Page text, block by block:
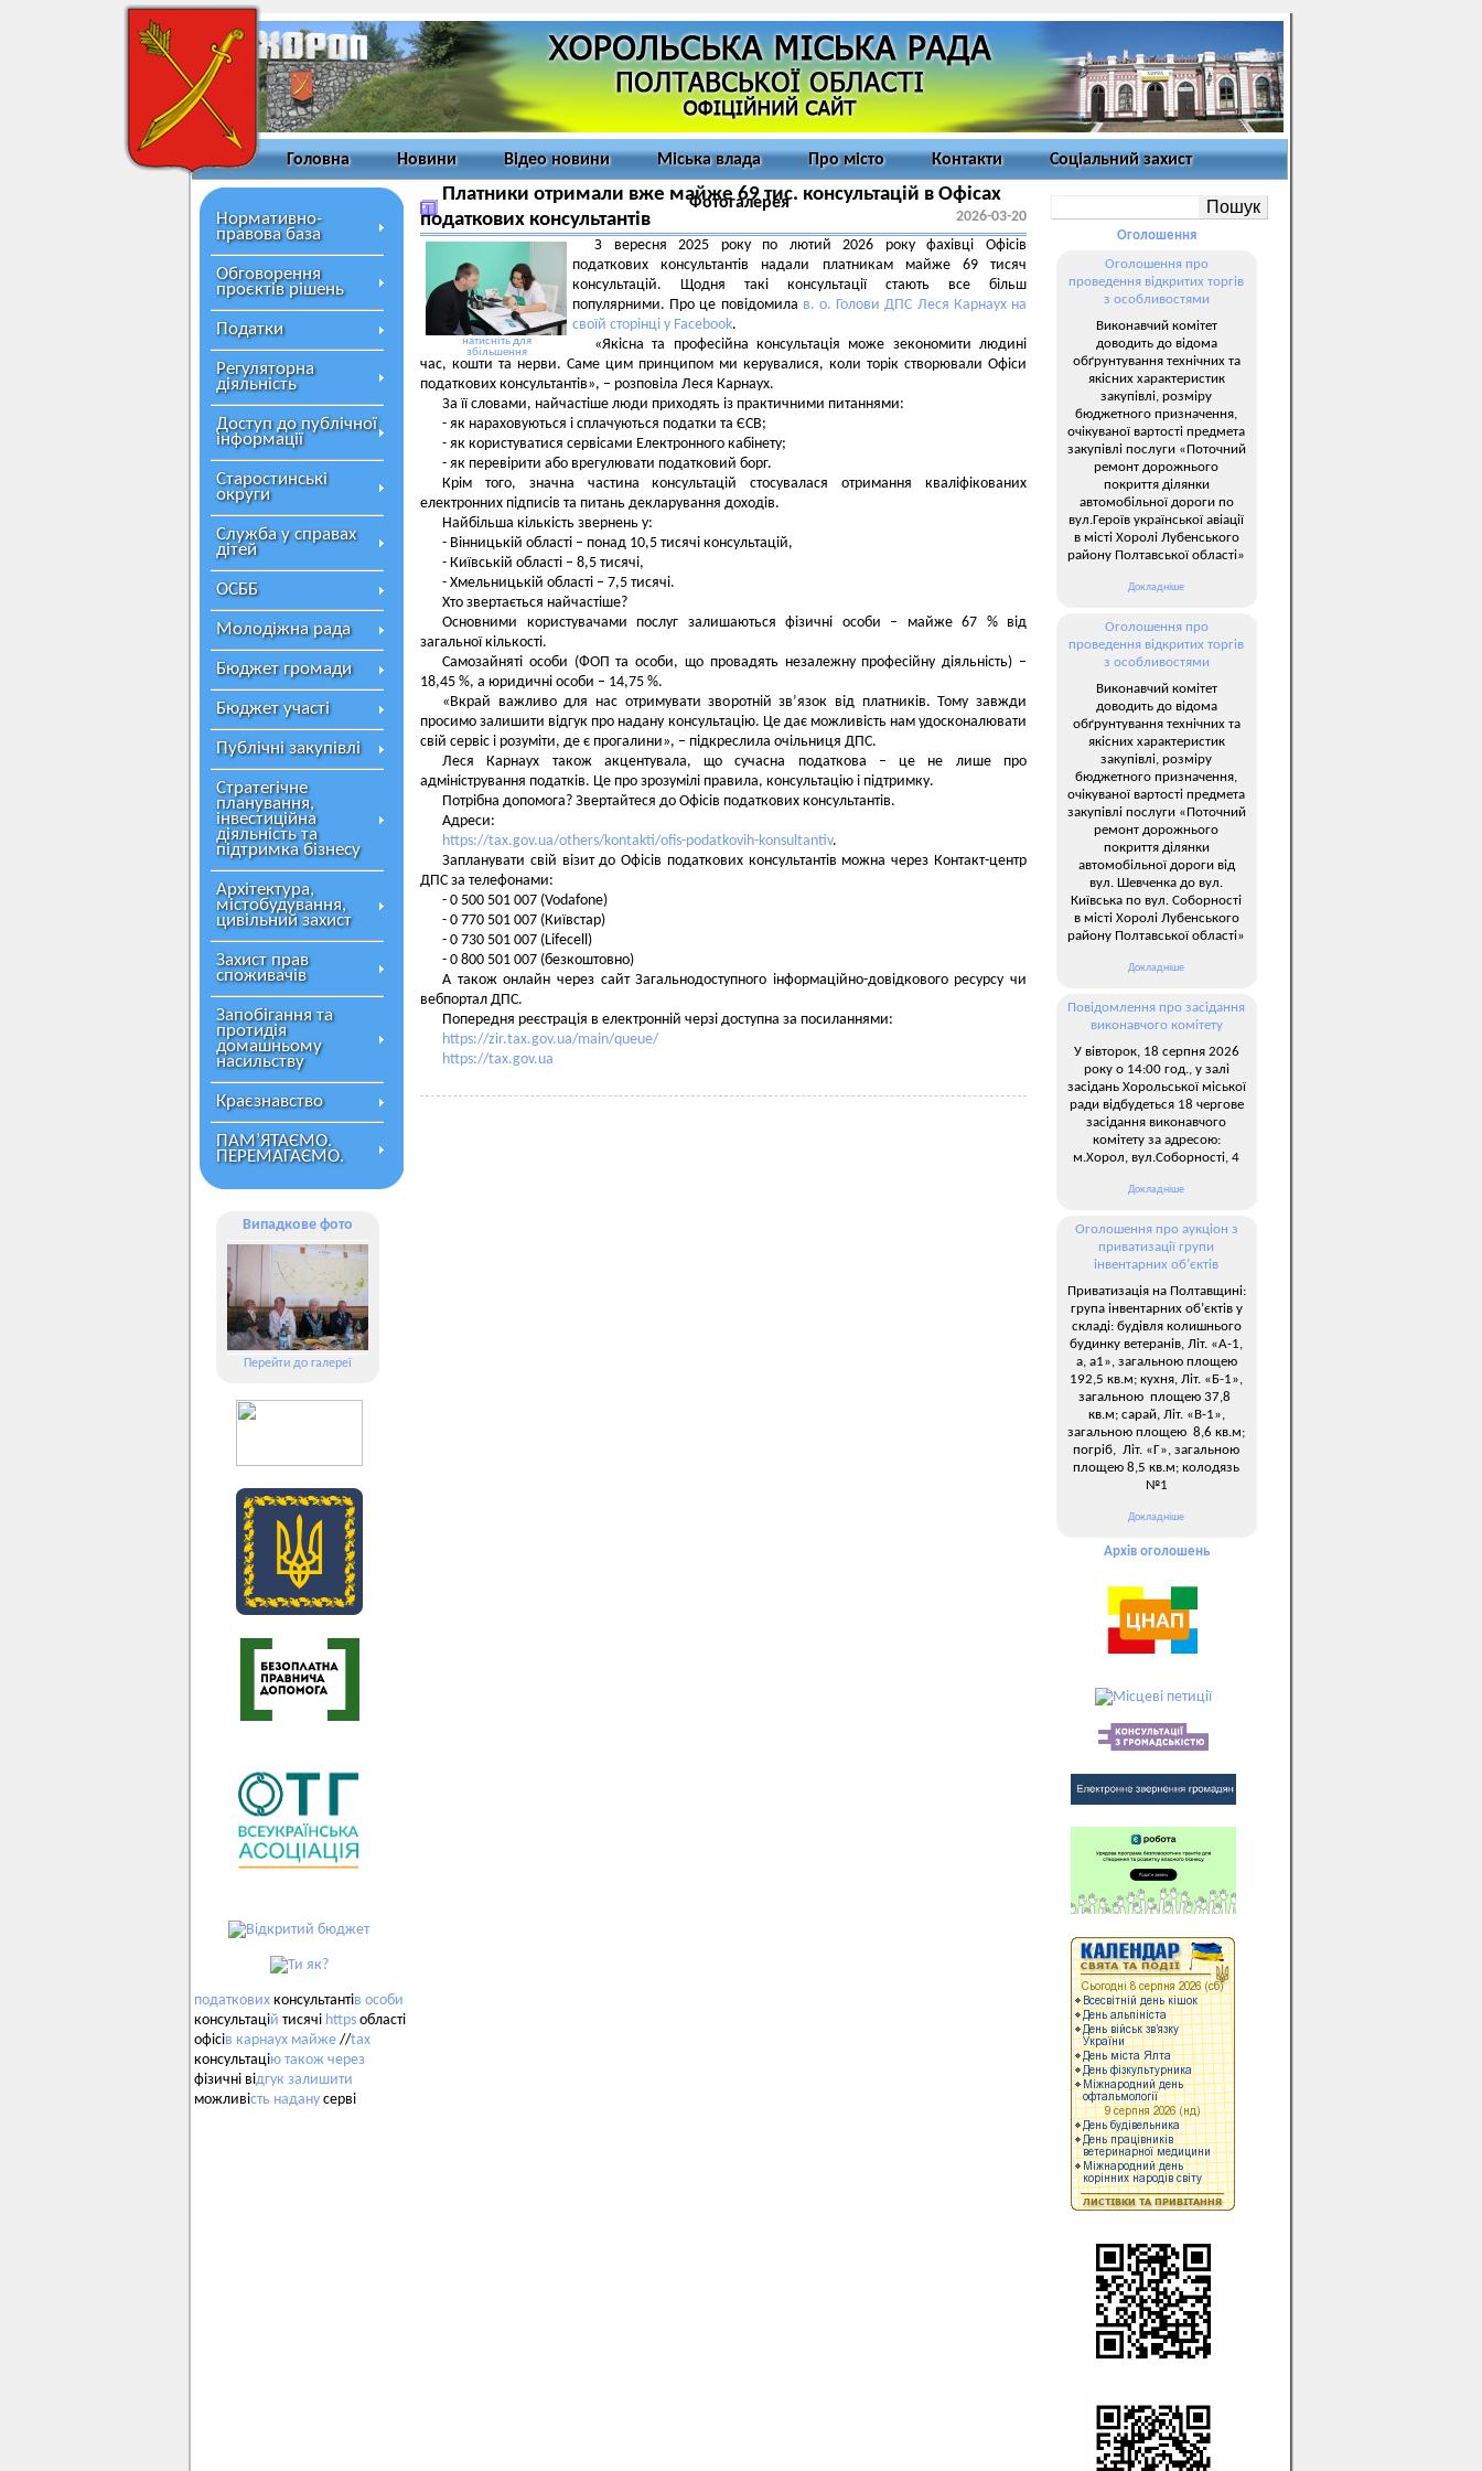
Головна Новини Відео новини Міська влада Про місто Контакти Соціальний захист
Фотогалерея
Нормативно-
правова база
Обговорення
проєктів рішень
Податки
Регуляторна
діяльність
Доступ до публічної
інформації
Старостинські
округи
Служба у справах
дітей
ОСББ
Молодіжна рада
Бюджет громади
Бюджет участі
Публічні закупівлі
Стратегічне
планування,
інвестиційна
діяльність та
підтримка бізнесу
Архітектура,
містобудування,
цивільний захист
Захист прав
споживачів
Запобігання та
протидія
домашньому
насильству
Краєзнавство
ПАМ’ЯТАЄМО.
ПЕРЕМАГАЄМО.
Випадкове фото
Перейти до галереї
податкових консультантів особи
консультацій тисячі https області
офісів карнаух майже //tax
консультацію також через
фізичні відгук залишити
можливість надану серві
Платники отримали вже майже 69 тис. консультацій в Офісах
податкових консультантів
2026-03-20
натисніть для
збільшення
З вересня 2025 року по лютий 2026 року фахівці Офісів
податкових консультантів надали платникам майже 69 тисяч
консультацій. Щодня такі консультації стають все більш
популярними. Про це повідомила в. о. Голови ДПС Леся Карнаух на
своїй сторінці у Facebook.
«Якісна та професійна консультація може зекономити людині
час, кошти та нерви. Саме цим принципом ми керувалися, коли торік створювали Офіси
податкових консультантів», – розповіла Леся Карнаух.
За її словами, найчастіше люди приходять із практичними питаннями:
- як нараховуються і сплачуються податки та ЄСВ;
- як користуватися сервісами Електронного кабінету;
- як перевірити або врегулювати податковий борг.
Крім того, значна частина консультацій стосувалася отримання кваліфікованих
електронних підписів та питань декларування доходів.
Найбільша кількість звернень у:
- Вінницькій області – понад 10,5 тисячі консультацій,
- Київській області – 8,5 тисячі,
- Хмельницькій області – 7,5 тисячі.
Хто звертається найчастіше?
Основними користувачами послуг залишаються фізичні особи – майже 67 % від
загальної кількості.
Самозайняті особи (ФОП та особи, що провадять незалежну професійну діяльність) –
18,45 %, а юридичні особи – 14,75 %.
«Вкрай важливо для нас отримувати зворотній звʼязок від платників. Тому завжди
просимо залишити відгук про надану консультацію. Це дає можливість нам удосконалювати
свій сервіс і розуміти, де є прогалини», – підкреслила очільниця ДПС.
Леся Карнаух також акцентувала, що сучасна податкова – це не лише про
адміністрування податків. Це про зрозумілі правила, консультацію і підтримку.
Потрібна допомога? Звертайтеся до Офісів податкових консультантів.
Адреси:
https://tax.gov.ua/others/kontakti/ofis-podatkovih-konsultantiv.
Запланувати свій візит до Офісів податкових консультантів можна через Контакт-центр
ДПС за телефонами:
- 0 500 501 007 (Vodafone)
- 0 770 501 007 (Київстар)
- 0 730 501 007 (Lifecell)
- 0 800 501 007 (безкоштовно)
А також онлайн через сайт Загальнодоступного інформаційно-довідкового ресурсу чи
вебпортал ДПС.
Попередня реєстрація в електронній черзі доступна за посиланнями:
https://zir.tax.gov.ua/main/queue/
https://tax.gov.ua
Оголошення
Оголошення про
проведення відкритих торгів
з особливостями
Виконавчий комітет
доводить до відома
обґрунтування технічних та
якісних характеристик
закупівлі, розміру
бюджетного призначення,
очікуваної вартості предмета
закупівлі послуги «Поточний
ремонт дорожнього
покриття ділянки
автомобільної дороги по
вул.Героїв української авіації
в місті Хоролі Лубенського
району Полтавської області»
Докладніше
Оголошення про
проведення відкритих торгів
з особливостями
Виконавчий комітет
доводить до відома
обґрунтування технічних та
якісних характеристик
закупівлі, розміру
бюджетного призначення,
очікуваної вартості предмета
закупівлі послуги «Поточний
ремонт дорожнього
покриття ділянки
автомобільної дороги від
вул. Шевченка до вул.
Київська по вул. Соборності
в місті Хоролі Лубенського
району Полтавської області»
Докладніше
Повідомлення про засідання
виконавчого комітету
У вівторок, 18 серпня 2026
року о 14:00 год., у залі
засідань Хорольської міської
ради відбудеться 18 чергове
засідання виконавчого
комітету за адресою:
м.Хорол, вул.Соборності, 4
Докладніше
Оголошення про аукціон з
приватизації групи
інвентарних об’єктів
Приватизація на Полтавщині:
група інвентарних об’єктів у
складі: будівля колишнього
будинку ветеранів, Літ. «А-1,
а, а1», загальною площею
192,5 кв.м; кухня, Літ. «Б-1»,
загальною площею 37,8
кв.м; сарай, Літ. «В-1»,
загальною площею 8,6 кв.м;
погріб, Літ. «Г», загальною
площею 8,5 кв.м; колодязь
№1
Докладніше
Архів оголошень